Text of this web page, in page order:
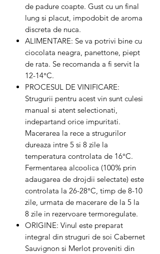
de padure coapte. Gust cu un final
lung si placut, impodobit de aroma
discreta de nuca.
ALIMENTARE: Se va potrivi bine cu
ciocolata neagra, panettone, piept
de rata. Se recomanda a fi servit la
12-14°C.
PROCESUL DE VINIFICARE:
Strugurii pentru acest vin sunt culesi
manual si atent selectionati,
indepartand orice impuritati.
Macerarea la rece a strugurilor
dureaza intre 5 si 8 zile la
temperatura controlata de 16°C.
Fermentarea alcoolica (100% prin
adaugarea de drojdii selectate) este
controlata la 26-28°C, timp de 8-10
zile, urmata de macerare de la 5 la
8 zile in rezervoare termoregulate.
ORIGINE: Vinul este preparat
integral din struguri de soi Cabernet
Sauvignon si Merlot proveniti din